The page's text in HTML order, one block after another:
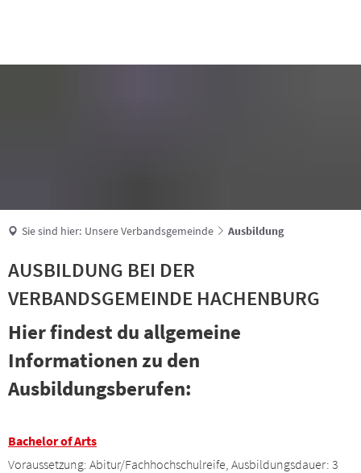
Sie sind hier: Unsere Verbandsgemeinde Ausbildung
AUSBILDUNG BEI DER
VERBANDSGEMEINDE HACHENBURG
Hier findest du allgemeine
Informationen zu den
Ausbildungsberufen:
Bachelor of Arts
Voraussetzung: Abitur/Fachhochschulreife, Ausbildungsdauer: 3